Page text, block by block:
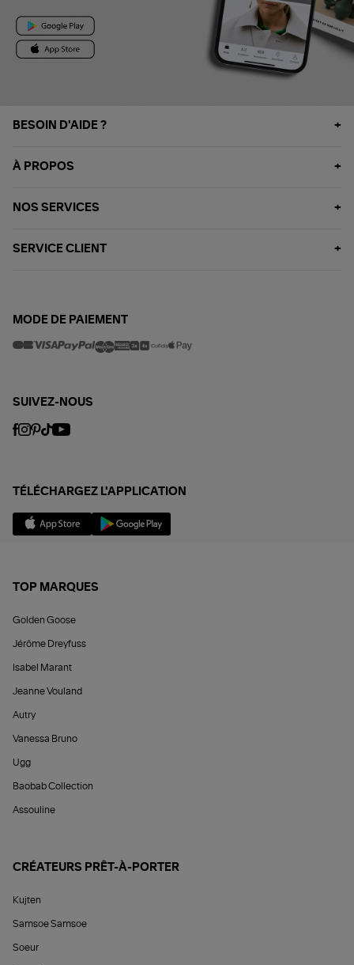
BESOIN D'AIDE ?
À PROPOS
NOS SERVICES
SERVICE CLIENT
MODE DE PAIEMENT
SUIVEZ-NOUS
TÉLÉCHARGEZ L'APPLICATION
TOP MARQUES
Golden Goose
Jérôme Dreyfuss
Isabel Marant
Jeanne Vouland
Autry
Vanessa Bruno
Ugg
Baobab Collection
Assouline
CRÉATEURS PRÊT-À-PORTER
Kujten
Samsoe Samsoe
Soeur